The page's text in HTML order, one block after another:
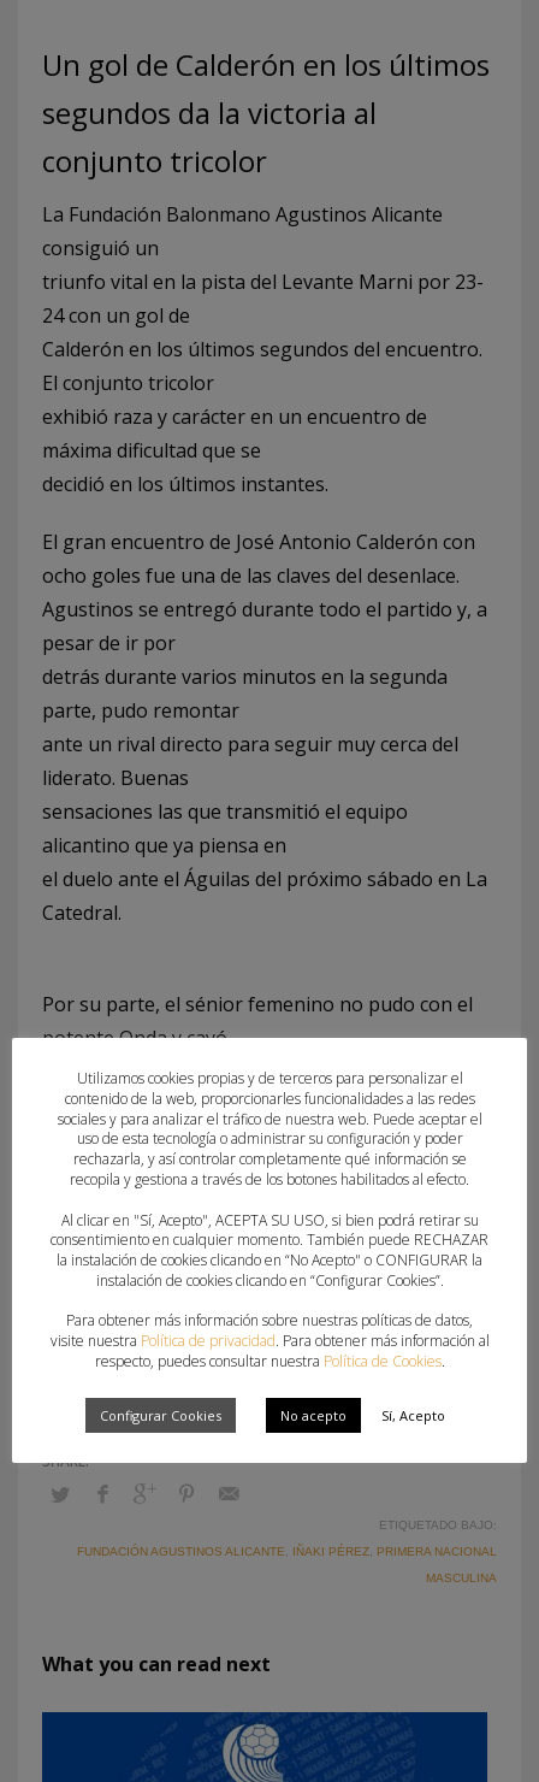
Un gol de Calderón en los últimos
segundos da la victoria al
conjunto tricolor
La Fundación Balonmano Agustinos Alicante
consiguió un
triunfo vital en la pista del Levante Marni por 23-
24 con un gol de
Calderón en los últimos segundos del encuentro.
El conjunto tricolor
exhibió raza y carácter en un encuentro de
máxima dificultad que se
decidió en los últimos instantes.
El gran encuentro de José Antonio Calderón con
ocho goles fue una de las claves del desenlace.
Agustinos se entregó durante todo el partido y, a
pesar de ir por
detrás durante varios minutos en la segunda
parte, pudo remontar
ante un rival directo para seguir muy cerca del
liderato. Buenas
sensaciones las que transmitió el equipo
alicantino que ya piensa en
el duelo ante el Águilas del próximo sábado en La
Catedral.
Por su parte, el sénior femenino no pudo con el
potente Onda y cayó
en casa por 16-29. Las jugadoras lucharon hasta
el final ante un
equipo que pelea por los primeros puestos.
Ficha técnica:
Agustinos: Vázquez, Oliva, Cerrotta (6), Mihail,
Picó, Laredo (2),
Ponce (1), Bernabéu, Maestre, López (1), Borja
Gabriel, Martínez (1),
Calderón (8), Jeremy (5), Ruiz y Martínez.
ETIQUETADO BAJO:
FUNDACIÓN AGUSTINOS ALICANTE
IÑAKI PÉREZ
PRIMERA NACIONAL
MASCULINA
What you can read next
Utilizamos cookies propias y de terceros para personalizar el
contenido de la web, proporcionarles funcionalidades a las redes
sociales y para analizar el tráfico de nuestra web. Puede aceptar el
uso de esta tecnología o administrar su configuración y poder
rechazarla, y así controlar completamente qué información se
recopila y gestiona a través de los botones habilitados al efecto.
Al clicar en "Sí, Acepto", ACEPTA SU USO, si bien podrá retirar su
consentimiento en cualquier momento. También puede RECHAZAR
la instalación de cookies clicando en “No Acepto" o CONFIGURAR la
instalación de cookies clicando en “Configurar Cookies”.
Para obtener más información sobre nuestras políticas de datos,
visite nuestra Política de privacidad. Para obtener más información al
respecto, puedes consultar nuestra Política de Cookies.
Configurar Cookies No acepto Sí, Acepto